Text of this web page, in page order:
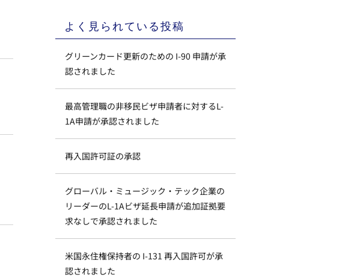
よく見られている投稿
グリーンカード更新のための I-90 申請が承
認されました
最高管理職の非移民ビザ申請者に対するL-
1A申請が承認されました
再入国許可証の承認
グローバル・ミュージック・テック企業の
リーダーのL-1Aビザ延長申請が追加証拠要
求なしで承認されました
米国永住権保持者の I-131 再入国許可が承
認されました